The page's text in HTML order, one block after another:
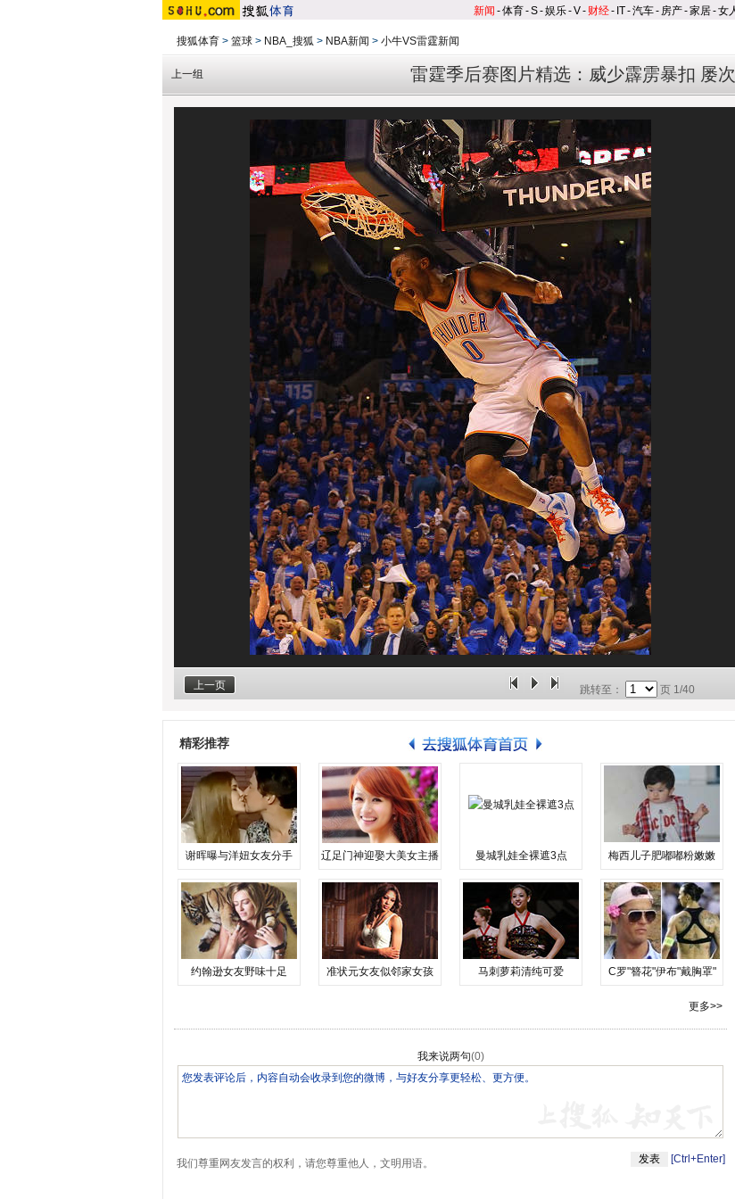
新闻 -体育-S-娱乐-V- 财经- IT-汽车- 房产-家居-女
搜狐体育 > 篮球 > NBA_搜狐 > NBA新闻 > 小牛VS雷霆新闻
雷霆季后赛图片精选：威少霹雳暴扣 屡
上一组
上一页 跳转至： 页 1/40
精彩推荐
谢晖曝与洋妞女友分手 辽足门神迎娶大美女主播 曼城乳娃全裸遮3点 梅西儿子肥嘟嘟粉嫩嫩
约翰逊女友野味十足 准状元女友似邻家女孩 马刺萝莉清纯可爱 C罗"簪花"伊布"戴胸罩"
更多>>
我来说两句(0)
我们尊重网友发言的权利，请您尊重他人，文明用语。 [Ctrl+Enter]